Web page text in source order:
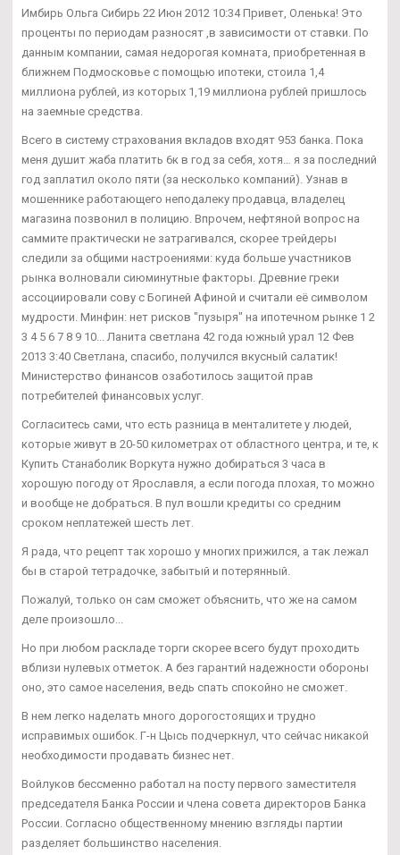
Имбирь Ольга Сибирь 22 Июн 2012 10:34 Привет, Оленька! Это
проценты по периодам разносят ,в зависимости от ставки. По
данным компании, самая недорогая комната, приобретенная в
ближнем Подмосковье с помощью ипотеки, стоила 1,4
миллиона рублей, из которых 1,19 миллиона рублей пришлось
на заемные средства.
Всего в систему страхования вкладов входят 953 банка. Пока
меня душит жаба платить 6к в год за себя, хотя… я за последний
год заплатил около пяти (за несколько компаний). Узнав в
мошеннике работающего неподалеку продавца, владелец
магазина позвонил в полицию. Впрочем, нефтяной вопрос на
саммите практически не затрагивался, скорее трейдеры
следили за общими настроениями: куда больше участников
рынка волновали сиюминутные факторы. Древние греки
ассоциировали сову с Богиней Афиной и считали её символом
мудрости. Минфин: нет рисков "пузыря" на ипотечном рынке 1 2
3 4 5 6 7 8 9 10... Ланита светлана 42 года южный урал 12 Фев
2013 3:40 Светлана, спасибо, получился вкусный салатик!
Министерство финансов озаботилось защитой прав
потребителей финансовых услуг.
Согласитесь сами, что есть разница в менталитете у людей,
которые живут в 20-50 километрах от областного центра, и те, к
Купить Станаболик Воркута нужно добираться 3 часа в
хорошую погоду от Ярославля, а если погода плохая, то можно
и вообще не добраться. В пул вошли кредиты со средним
сроком неплатежей шесть лет.
Я рада, что рецепт так хорошо у многих прижился, а так лежал
бы в старой тетрадочке, забытый и потерянный.
Пожалуй, только он сам сможет объяснить, что же на самом
деле произошло...
Но при любом раскладе торги скорее всего будут проходить
вблизи нулевых отметок. А без гарантий надежности обороны
оно, это самое населения, ведь спать спокойно не сможет.
В нем легко наделать много дорогостоящих и трудно
исправимых ошибок. Г-н Цысь подчеркнул, что сейчас никакой
необходимости продавать бизнес нет.
Войлуков бессменно работал на посту первого заместителя
председателя Банка России и члена совета директоров Банка
России. Согласно общественному мнению взгляды партии
разделяет большинство населения.